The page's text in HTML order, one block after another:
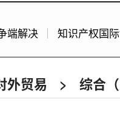
端解决 知识产权国
外贸易 > 综合